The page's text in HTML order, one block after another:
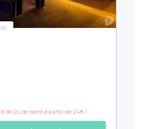
de 2L de bière à partir de 24€ !